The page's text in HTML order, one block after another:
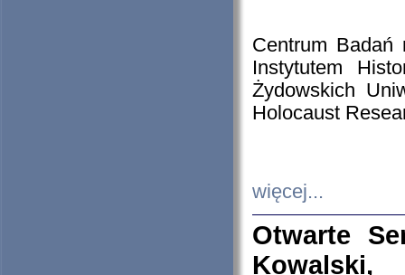
Centrum Badań
Instytutem
Żydowskich
Holocaust
więcej...
Otwarte